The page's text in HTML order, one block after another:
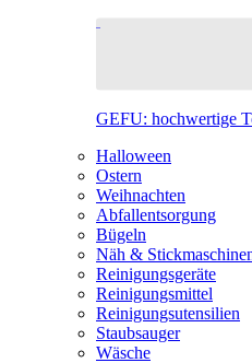
GEFU: hochwertige
Halloween
Ostern
Weihnachten
Abfallentsorgung
Bügeln
Näh &
Reinigungsgeräte
Reinigungsmittel
Reinigungsutensilien
Staubsauger
Wäsche